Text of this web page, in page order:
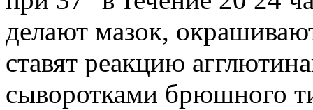
делают мазок,
ставят реакцию
сыворотками брюшного